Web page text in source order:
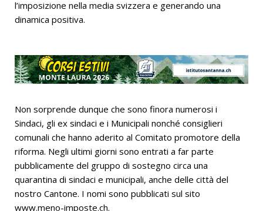
l’imposizione nella media svizzera e generando una
dinamica positiva.
Non sorprende dunque che sono finora numerosi i
Sindaci, gli ex sindaci e i Municipali nonché consiglieri
comunali che hanno aderito al Comitato promotore della
riforma. Negli ultimi giorni sono entrati a far parte
pubblicamente del gruppo di sostegno circa una
quarantina di sindaci e municipali, anche delle città del
nostro Cantone. I nomi sono pubblicati sul sito
www.meno-imposte.ch.